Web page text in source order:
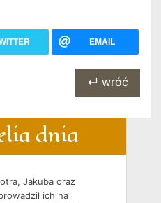
EMAIL
↵ wróć
dnia
Jakuba oraz
ich na